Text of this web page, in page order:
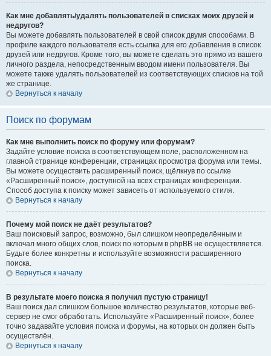
Как мне добавлять/удалять пользователей в списках моих друзей и
недругов?
Вы можете добавлять пользователей в свой список двумя способами. В
профиле каждого пользователя есть ссылка для его добавления в список
друзей или недругов. Кроме того, вы можете сделать это прямо из вашего
личного раздела, непосредственным вводом имени пользователя. Вы
можете также удалять пользователей из соответствующих списков на той
же странице.
Вернуться к началу
Поиск по форумам
Как мне выполнить поиск по форуму или форумам?
Задайте условие поиска в соответствующем поле, расположенном на
главной странице конференции, страницах просмотра форума или темы.
Вы можете осуществить расширенный поиск, щёлкнув по ссылке
«Расширенный поиск», доступной на всех страницах конференции.
Способ доступа к поиску может зависеть от используемого стиля.
Вернуться к началу
Почему мой поиск не даёт результатов?
Ваш поисковый запрос, возможно, был слишком неопределённым и
включал много общих слов, поиск по которым в phpBB не осуществляется.
Будьте более конкретны и используйте возможности расширенного
поиска.
Вернуться к началу
В результате моего поиска я получил пустую страницу!
Ваш поиск дал слишком большое количество результатов, которые веб-
сервер не смог обработать. Используйте «Расширенный поиск», более
точно задавайте условия поиска и форумы, на которых он должен быть
осуществлён.
Вернуться к началу